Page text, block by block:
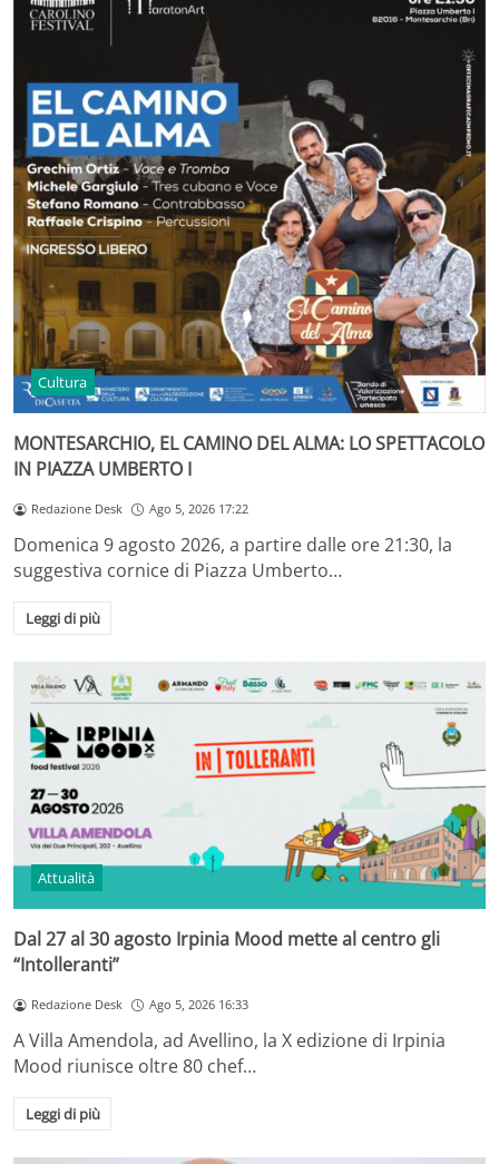
Cultura
MONTESARCHIO, EL CAMINO DEL ALMA: LO SPETTACOLO
IN PIAZZA UMBERTO I
Redazione Desk Ago 5, 2026 17:22
Domenica 9 agosto 2026, a partire dalle ore 21:30, la
suggestiva cornice di Piazza Umberto…
Leggi di più
Attualità
Dal 27 al 30 agosto Irpinia Mood mette al centro gli
“Intolleranti”
Redazione Desk Ago 5, 2026 16:33
A Villa Amendola, ad Avellino, la X edizione di Irpinia
Mood riunisce oltre 80 chef…
Leggi di più